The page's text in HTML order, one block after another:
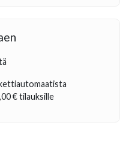
€tilauksille